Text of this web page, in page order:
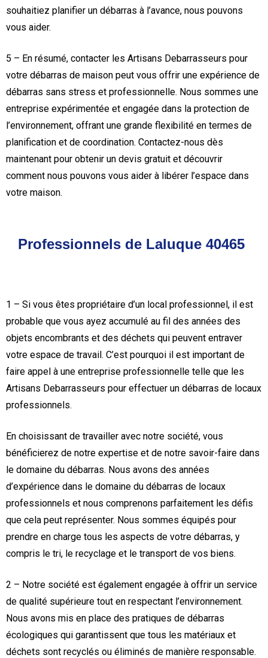
souhaitiez planifier un débarras à l’avance, nous pouvons
vous aider.
5 – En résumé, contacter les Artisans Debarrasseurs pour
votre débarras de maison peut vous offrir une expérience de
débarras sans stress et professionnelle. Nous sommes une
entreprise expérimentée et engagée dans la protection de
l’environnement, offrant une grande flexibilité en termes de
planification et de coordination. Contactez-nous dès
maintenant pour obtenir un devis gratuit et découvrir
comment nous pouvons vous aider à libérer l’espace dans
votre maison.
Professionnels de Laluque 40465
1 – Si vous êtes propriétaire d’un local professionnel, il est
probable que vous ayez accumulé au fil des années des
objets encombrants et des déchets qui peuvent entraver
votre espace de travail. C’est pourquoi il est important de
faire appel à une entreprise professionnelle telle que les
Artisans Debarrasseurs pour effectuer un débarras de locaux
professionnels.
En choisissant de travailler avec notre société, vous
bénéficierez de notre expertise et de notre savoir-faire dans
le domaine du débarras. Nous avons des années
d’expérience dans le domaine du débarras de locaux
professionnels et nous comprenons parfaitement les défis
que cela peut représenter. Nous sommes équipés pour
prendre en charge tous les aspects de votre débarras, y
compris le tri, le recyclage et le transport de vos biens.
2 – Notre société est également engagée à offrir un service
de qualité supérieure tout en respectant l’environnement.
Nous avons mis en place des pratiques de débarras
écologiques qui garantissent que tous les matériaux et
déchets sont recyclés ou éliminés de manière responsable.